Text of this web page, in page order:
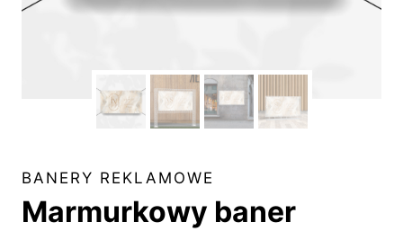
BANERY REKLAMOWE
Marmurkowy baner